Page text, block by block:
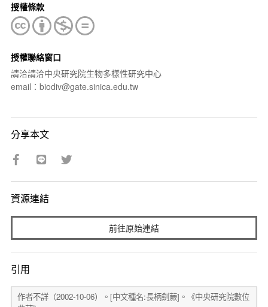
授權條款
授權聯絡窗口
請洽請洽中央研究院生物多樣性研究中心
email：biodiv@gate.sinica.edu.tw
分享本文
資源連結
前往原始連結
引用